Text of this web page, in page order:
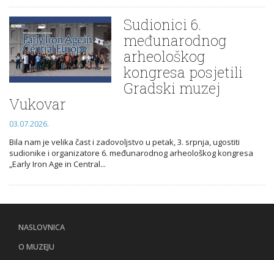
Sudionici 6.
međunarodnog
arheološkog
kongresa posjetili
Gradski muzej
Vukovar
03.07.2026.
Bila nam je velika čast i zadovoljstvo u petak, 3. srpnja, ugostiti
sudionike i organizatore 6. međunarodnog arheološkog kongresa
„Early Iron Age in Central...
NASLOVNICA
O MUZEJU